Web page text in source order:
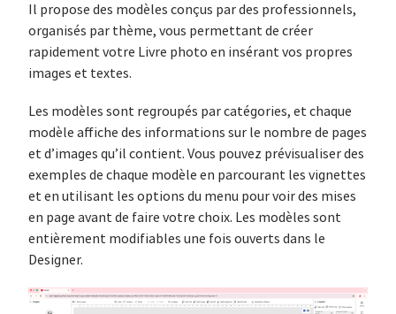
Il propose des modèles conçus par des professionnels,
organisés par thème, vous permettant de créer
rapidement votre Livre photo en insérant vos propres
images et textes.
Les modèles sont regroupés par catégories, et chaque
modèle affiche des informations sur le nombre de pages
et d’images qu’il contient. Vous pouvez prévisualiser des
exemples de chaque modèle en parcourant les vignettes
et en utilisant les options du menu pour voir des mises
en page avant de faire votre choix. Les modèles sont
entièrement modifiables une fois ouverts dans le
Designer.